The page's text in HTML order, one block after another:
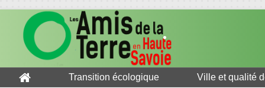
Transition écologique Ville et qualité